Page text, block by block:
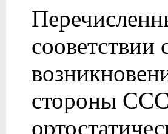
стороны